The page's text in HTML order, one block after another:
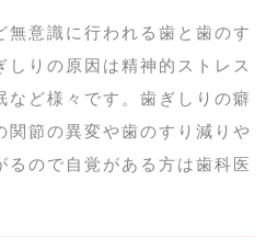
意識に行われる歯と歯のす
しりの原因は精神的ストレス
など様々です。歯ぎしりの癖
関節の異変や歯のすり減りや
るので自覚がある方は歯科医